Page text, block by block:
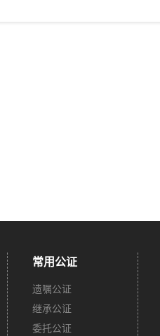
常用公证
遗嘱公证
继承公证
委托公证